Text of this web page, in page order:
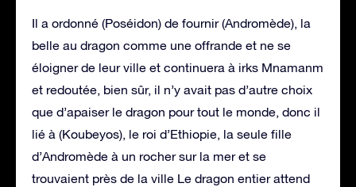
Il a ordonné (Poséidon) de fournir (Andromède), la
belle au dragon comme une offrande et ne se
éloigner de leur ville et continuera à irks Mnamanm
et redoutée, bien sûr, il n’y avait pas d’autre choix
que d’apaiser le dragon pour tout le monde, donc il
lié à (Koubeyos), le roi d’Ethiopie, la seule fille
d’Andromède à un rocher sur la mer et se
trouvaient près de la ville Le dragon entier attend